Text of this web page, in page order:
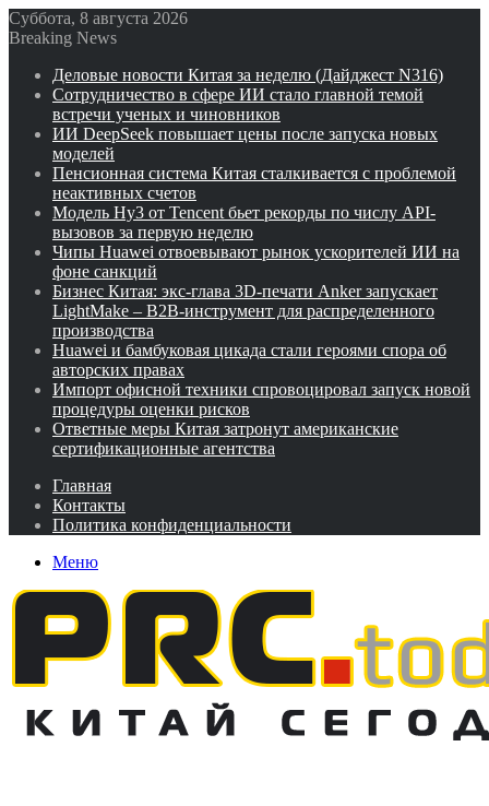
Суббота, 8 августа 2026
Breaking News
Деловые новости Китая за неделю (Дайджест N316)
Сотрудничество в сфере ИИ стало главной темой
встречи ученых и чиновников
ИИ DeepSeek повышает цены после запуска новых
моделей
Пенсионная система Китая сталкивается с проблемой
неактивных счетов
Модель Hy3 от Tencent бьет рекорды по числу API-
вызовов за первую неделю
Чипы Huawei отвоевывают рынок ускорителей ИИ на
фоне санкций
Бизнес Китая: экс-глава 3D-печати Anker запускает
LightMake – B2B-инструмент для распределенного
производства
Huawei и бамбуковая цикада стали героями спора об
авторских правах
Импорт офисной техники спровоцировал запуск новой
процедуры оценки рисков
Ответные меры Китая затронут американские
сертификационные агентства
Главная
Контакты
Политика конфиденциальности
Меню